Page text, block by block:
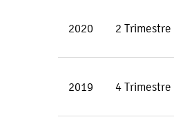
2020 2 Trimestre
2019 4 Trimestre